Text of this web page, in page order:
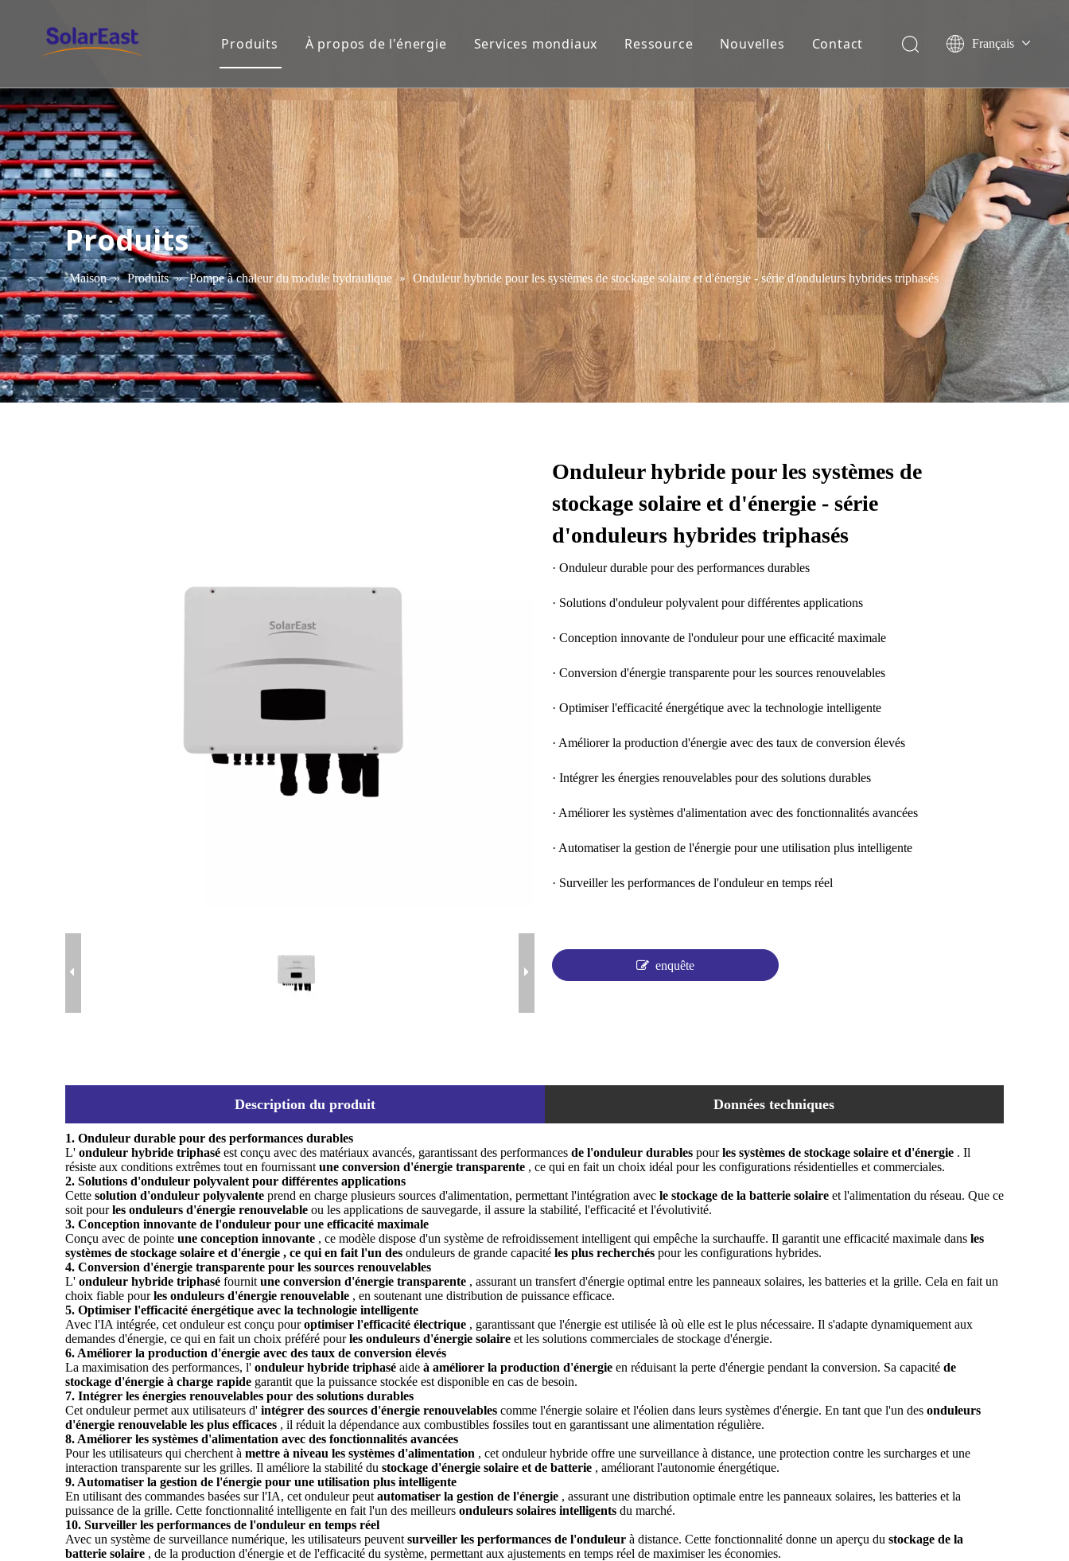
Produits À propos de l'énergie Services mondiaux Ressource Nouvelles Contact Français
Español
Deutsch
Italiano
Nederlands
Produits
Maison » Produits » Pompe à chaleur du module hydraulique » Onduleur hybride pour les systèmes de stockage solaire et d'énergie - série d'onduleurs hybrides triphasés
Onduleur hybride pour les systèmes de
stockage solaire et d'énergie - série
d'onduleurs hybrides triphasés
· Onduleur durable pour des performances durables
· Solutions d'onduleur polyvalent pour différentes applications
· Conception innovante de l'onduleur pour une efficacité maximale
· Conversion d'énergie transparente pour les sources renouvelables
· Optimiser l'efficacité énergétique avec la technologie intelligente
· Améliorer la production d'énergie avec des taux de conversion élevés
· Intégrer les énergies renouvelables pour des solutions durables
· Améliorer les systèmes d'alimentation avec des fonctionnalités avancées
· Automatiser la gestion de l'énergie pour une utilisation plus intelligente
· Surveiller les performances de l'onduleur en temps réel
enquête
Description du produit Données techniques
1. Onduleur durable pour des performances durables
L' onduleur hybride triphasé est conçu avec des matériaux avancés, garantissant des performances de l'onduleur durables pourles systèmes de stockage solaire et d'énergie . Il
résiste aux conditions extrêmes tout en fournissant une conversion d'énergie transparente , ce qui en fait un choix idéal pour les configurations résidentielles et commerciales.
2. Solutions d'onduleur polyvalent pour différentes applications
Cette solution d'onduleur polyvalente prend en charge plusieurs sources d'alimentation, permettant l'intégration avec le stockage de la batterie solaire et l'alimentation du réseau. Que ce
soit pourles onduleurs d'énergie renouvelable ou les applications de sauvegarde, il assure la stabilité, l'efficacité et l'évolutivité.
3. Conception innovante de l'onduleur pour une efficacité maximale
Conçu avec de pointe une conception innovante , ce modèle dispose d'un système de refroidissement intelligent qui empêche la surchauffe. Il garantit une efficacité maximale dans les
systèmes de stockage solaire et d'énergie , ce qui en fait l'un des onduleurs de grande capacité les plus recherchés pour les configurations hybrides.
4. Conversion d'énergie transparente pour les sources renouvelables
L' onduleur hybride triphasé fournit une conversion d'énergie transparente , assurant un transfert d'énergie optimal entre les panneaux solaires, les batteries et la grille. Cela en fait un
choix fiable pourles onduleurs d'énergie renouvelable , en soutenant une distribution de puissance efficace.
5. Optimiser l'efficacité énergétique avec la technologie intelligente
Avec l'IA intégrée, cet onduleur est conçu pouroptimiser l'efficacité électrique , garantissant que l'énergie est utilisée là où elle est le plus nécessaire. Il s'adapte dynamiquement aux
demandes d'énergie, ce qui en fait un choix préféré pourles onduleurs d'énergie solaire et les solutions commerciales de stockage d'énergie.
6. Améliorer la production d'énergie avec des taux de conversion élevés
La maximisation des performances, l' onduleur hybride triphasé aide à améliorer la production d'énergie en réduisant la perte d'énergie pendant la conversion. Sa capacité de
stockage d'énergie à charge rapide garantit que la puissance stockée est disponible en cas de besoin.
7. Intégrer les énergies renouvelables pour des solutions durables
Cet onduleur permet aux utilisateurs d' intégrer des sources d'énergie renouvelables comme l'énergie solaire et l'éolien dans leurs systèmes d'énergie. En tant que l'un des onduleurs
d'énergie renouvelable les plus efficaces , il réduit la dépendance aux combustibles fossiles tout en garantissant une alimentation régulière.
8. Améliorer les systèmes d'alimentation avec des fonctionnalités avancées
Pour les utilisateurs qui cherchent à mettre à niveau les systèmes d'alimentation , cet onduleur hybride offre une surveillance à distance, une protection contre les surcharges et une
interaction transparente sur les grilles. Il améliore la stabilité du stockage d'énergie solaire et de batterie , améliorant l'autonomie énergétique.
9. Automatiser la gestion de l'énergie pour une utilisation plus intelligente
En utilisant des commandes basées sur l'IA, cet onduleur peut automatiser la gestion de l'énergie , assurant une distribution optimale entre les panneaux solaires, les batteries et la
puissance de la grille. Cette fonctionnalité intelligente en fait l'un des meilleurs onduleurs solaires intelligents du marché.
10. Surveiller les performances de l'onduleur en temps réel
Avec un système de surveillance numérique, les utilisateurs peuvent surveiller les performances de l'onduleur à distance. Cette fonctionnalité donne un aperçu du stockage de la
batterie solaire , de la production d'énergie et de l'efficacité du système, permettant aux ajustements en temps réel de maximiser les économies.